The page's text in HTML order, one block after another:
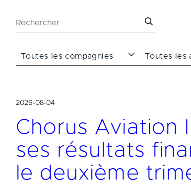
2026-08-04
Chorus Aviation
ses résultats
le deuxième